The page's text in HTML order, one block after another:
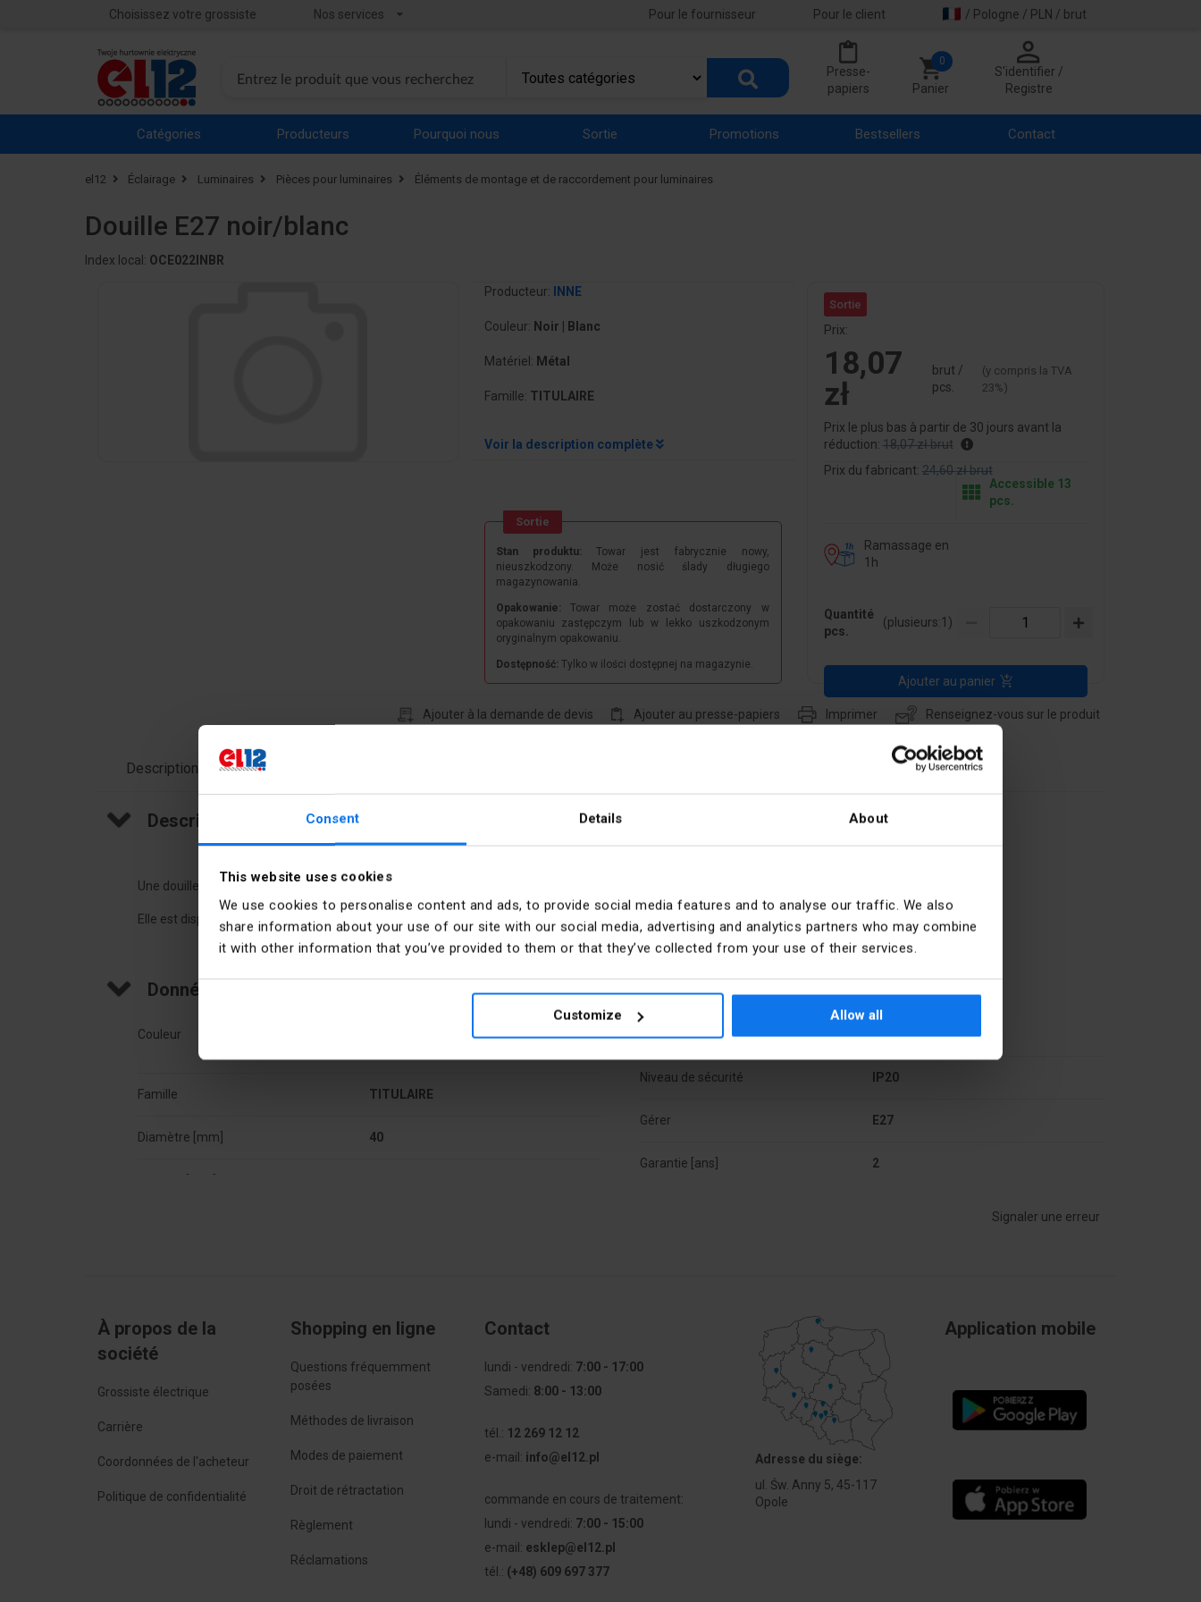
Consent Details About
This website uses cookies
We use cookies to personalise content and ads, to provide social media features and to analyse our traffic. We also
share information about your use of our site with our social media, advertising and analytics partners who may combine
it with other information that you’ve provided to them or that they’ve collected from your use of their services.
Customize Allow all
Choisissez votre grossiste Nos services Pour le fournisseur Pour le client / Pologne / PLN / brut
Presse-
papiers
Panier
0
S'identifier /
Registre
Catégories Producteurs Pourquoi nous Sortie Promotions Bestsellers Contact
el12 Éclairage Luminaires Pièces pour luminaires Éléments de montage et de raccordement pour luminaires
Douille E27 noir/blanc
Index local: OCE022INBR
Producteur: INNE
Couleur: Noir | Blanc
Matériel: Métal
Famille: TITULAIRE
Voir la description complète
Sortie
Stan produktu: Towar jest fabrycznie nowy,
nieuszkodzony. Może nosić ślady długiego
magazynowania.
Opakowanie: Towar może zostać dostarczony w
opakowaniu zastępczym lub w lekko uszkodzonym
oryginalnym opakowaniu.
Dostępność: Tylko w ilości dostępnej na magazynie.
Sortie
Prix:
18,07
zł
brut /
pcs.
(y compris la TVA
23%)
Prix le plus bas à partir de 30 jours avant la
réduction: 18,07 zł brut
Prix du fabricant: 24,60 zł brut
Accessible 13
pcs.
Ramassage en
1h
Quantité
pcs.
(plusieurs:1 )
Ajouter au panier
Ajouter à la demande de devis Ajouter au presse-papiers Imprimer Renseignez-vous sur le produit
Description du produit
Description du produit
Une douille avec un filetage E27 pour créer des luminaires.
Elle est disponible en noir ou en blanc.
Données techniques
Couleur
Famille TITULAIRE
Diamètre [mm] 40
Matériel Métal
Niveau de sécurité IP20
Gérer E27
Garantie [ans] 2
Signaler une erreur
À propos de la
société
Grossiste électrique
Carrière
Coordonnées de l'acheteur
Politique de confidentialité
Shopping en ligne
Questions fréquemment
posées
Méthodes de livraison
Modes de paiement
Droit de rétractation
Règlement
Réclamations
Contact
lundi - vendredi: 7:00 - 17:00
Samedi: 8:00 - 13:00
tél.: 12 269 12 12
e-mail: info@el12.pl
commande en cours de traitement:
lundi - vendredi: 7:00 - 15:00
e-mail: esklep@el12.pl
tél.: (+48) 609 697 377
Adresse du siège:
ul. Św. Anny 5, 45-117
Opole
Application mobile